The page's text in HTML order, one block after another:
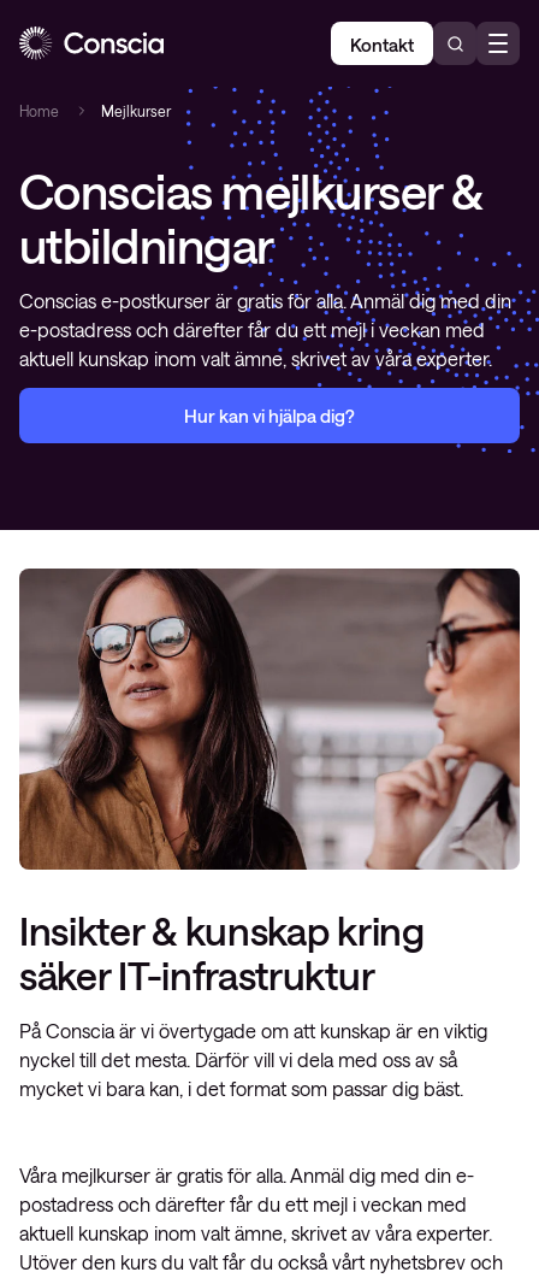
Kontakt
Home Mejlkurser
Conscias mejlkurser &
utbildningar
Conscias e-postkurser är gratis för alla. Anmäl dig med din
e-postadress och därefter får du ett mejl i veckan med
aktuell kunskap inom valt ämne, skrivet av våra experter.
Hur kan vi hjälpa dig?
Insikter & kunskap kring
säker IT-infrastruktur
På Conscia är vi övertygade om att kunskap är en viktig
nyckel till det mesta. Därför vill vi dela med oss av så
mycket vi bara kan, i det format som passar dig bäst.
Våra mejlkurser är gratis för alla. Anmäl dig med din e-
postadress och därefter får du ett mejl i veckan med
aktuell kunskap inom valt ämne, skrivet av våra experter.
Utöver den kurs du valt får du också vårt nyhetsbrev och